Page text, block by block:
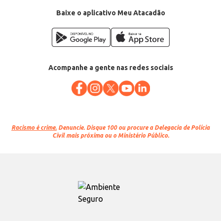
Baixe o aplicativo Meu Atacadão
Acompanhe a gente nas redes sociais
Racismo é crime. Denuncie. Disque 100 ou procure a Delegacia de Polícia
Civil mais próxima ou o Ministério Público.